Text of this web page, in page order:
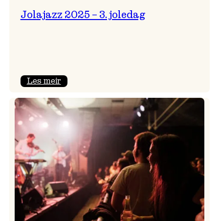
Jolajazz 2025 – 3. joledag
Les meir:
2025
–
joledag